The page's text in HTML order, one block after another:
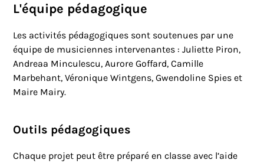
L'équipe pédagogique
Les activités pédagogiques sont soutenues par une
équipe de musiciennes intervenantes : Juliette Piron,
Andreaa Minculescu, Aurore Goffard, Camille
Marbehant, Véronique Wintgens, Gwendoline Spies et
Maire Mairy.
Outils pédagogiques
Chaque projet peut être préparé en classe avec l’aide